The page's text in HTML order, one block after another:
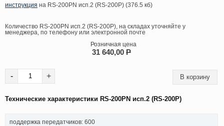
инструкция на RS-200PN исп.2 (RS-200P) (376.5 кб)
Количество RS-200PN исп.2 (RS-200P), на складах уточняйте у
менеджера, по телефону или электронной почте
Розничная цена
31 640,00 P
- +
Технические характеристики RS-200PN исп.2 (RS-200P)
поддержка передатчиков: 600